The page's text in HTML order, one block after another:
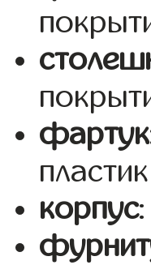
фартук
пластик
корпус